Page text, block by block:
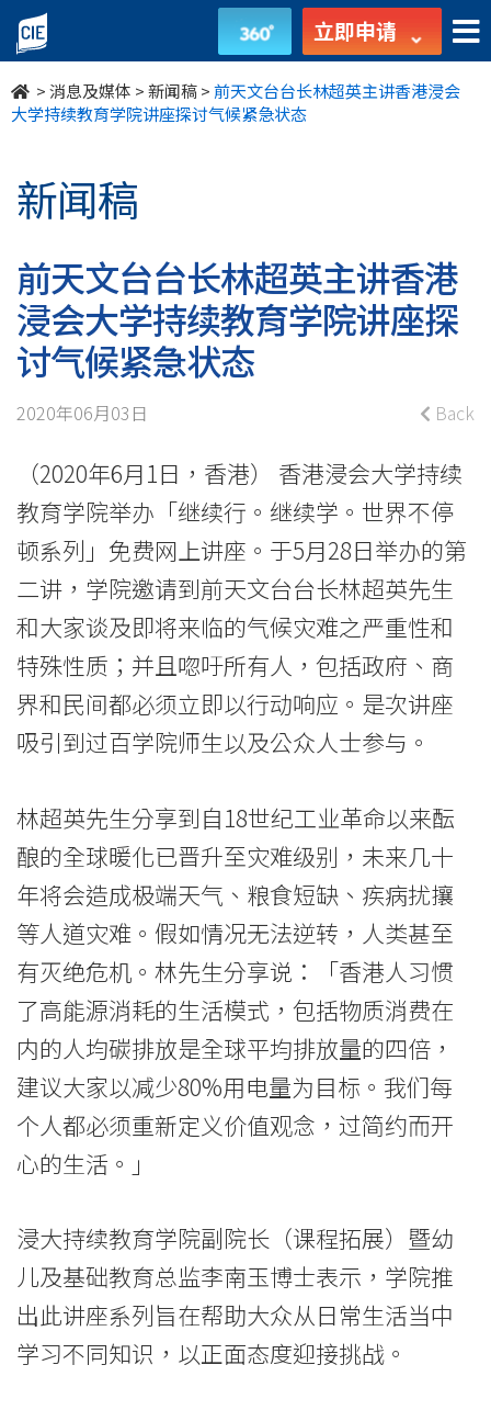
前
天
文
台
长
林
超
英
讲
香
港
浸
会
大
持
续
教
育
学
院
讲
座
讨
气
候
立即申请
>消息及媒体 >新闻稿>前天文台台长林超英主讲香港浸会
大学持续教育学院讲座探讨气候紧急状态
新闻稿
前天文台台长林超英主讲香港
浸会大学持续教育学院讲座探
讨气候紧急状态
2020年06月03日 Back
（2020年6月1日，香港） 香港浸会大学持续
教育学院举办「继续行。继续学。世界不停
顿系列」免费网上讲座。于5月28日举办的第
二讲，学院邀请到前天文台台长林超英先生
和大家谈及即将来临的气候灾难之严重性和
特殊性质；并且唿吁所有人，包括政府、商
界和民间都必须立即以行动响应。是次讲座
吸引到过百学院师生以及公众人士参与。
林超英先生分享到自18世纪工业革命以来酝
酿的全球暖化已晋升至灾难级别，未来几十
年将会造成极端天气、粮食短缺、疾病扰攘
等人道灾难。假如情况无法逆转，人类甚至
有灭绝危机。林先生分享说：「香港人习惯
了高能源消耗的生活模式，包括物质消费在
内的人均碳排放是全球平均排放量的四倍，
建议大家以减少80%用电量为目标。我们每
个人都必须重新定义价值观念，过简约而开
心的生活。」
浸大持续教育学院副院长（课程拓展）暨幼
儿及基础教育总监李南玉博士表示，学院推
出此讲座系列旨在帮助大众从日常生活当中
学习不同知识，以正面态度迎接挑战。